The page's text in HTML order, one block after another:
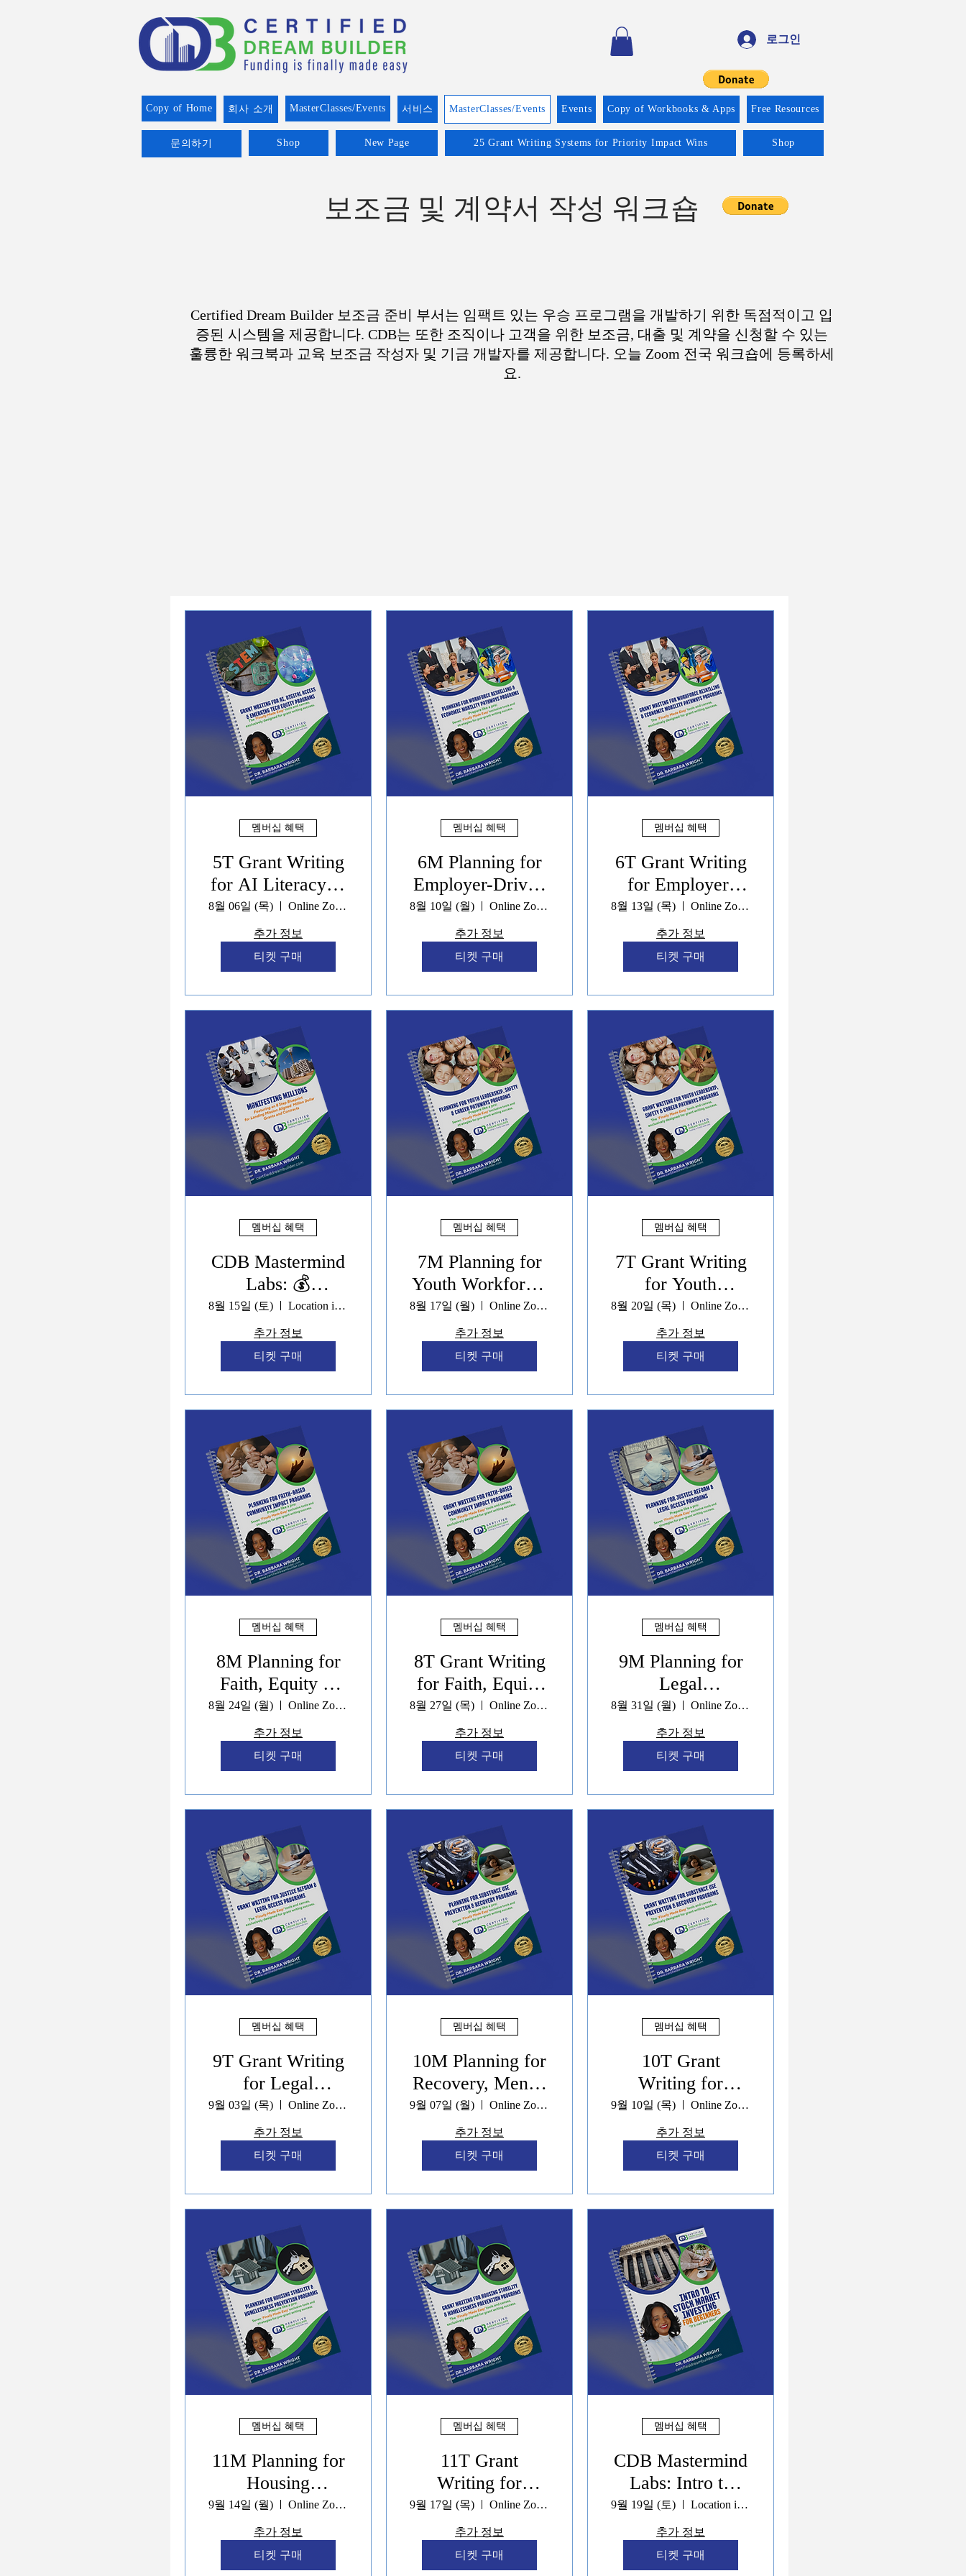
로그인
Copy of Home 회사 소개 MasterClasses/Events 서비스 MasterClasses/Events Events Copy of Workbooks & Apps Free Resources
문의하기 Shop New Page 25 Grant Writing Systems for Priority Impact Wins Shop
보조금 및 계약서 작성 워크숍
Certified Dream Builder 보조금 준비 부서는 임팩트 있는 우승 프로그램을 개발하기 위한 독점적이고 입
증된 시스템을 제공합니다. CDB는 또한 조직이나 고객을 위한 보조금, 대출 및 계약을 신청할 수 있는
훌륭한 워크북과 교육 보조금 작성자 및 기금 개발자를 제공합니다. 오늘 Zoom 전국 워크숍에 등록하세
요.
멤버십 혜택
5T Grant Writing
for AI Literacy &
Digital Workforce
Training
Programs
8월 06일 (목) Online Zoom
추가 정보
티켓 구매
멤버십 혜택
6M Planning for
Employer-Driven
Workforce
Partnerships
Programs
8월 10일 (월) Online Zoom
추가 정보
티켓 구매
멤버십 혜택
6T Grant Writing
for Employer-
Driven Workforce
Partnerships
Programs
8월 13일 (목) Online Zoom
추가 정보
티켓 구매
멤버십 혜택
CDB Mastermind
Labs: 💰
Manifesting
Millions: 7
Streams of
Nonprofit &
Social
Entrepreneur
Funding
8월 15일 (토) Location is TBD
추가 정보
티켓 구매
멤버십 혜택
7M Planning for
Youth Workforce,
Leadership &
Safety Programs
8월 17일 (월) Online Zoom
추가 정보
티켓 구매
멤버십 혜택
7T Grant Writing
for Youth
Workforce,
Leadership &
Safety Programs
8월 20일 (목) Online Zoom
추가 정보
티켓 구매
멤버십 혜택
8M Planning for
Faith, Equity &
Community
Impact Models
Programs
8월 24일 (월) Online Zoom
추가 정보
티켓 구매
멤버십 혜택
8T Grant Writing
for Faith, Equity
& Community
Impact Models
Programs
8월 27일 (목) Online Zoom
추가 정보
티켓 구매
멤버십 혜택
9M Planning for
Legal
Empowerment &
Policy Navigation
Programs
8월 31일 (월) Online Zoom
추가 정보
티켓 구매
멤버십 혜택
9T Grant Writing
for Legal
Empowerment &
Policy Navigation
Programs
9월 03일 (목) Online Zoom
추가 정보
티켓 구매
멤버십 혜택
10M Planning for
Recovery, Mental
Health & Stability
Systems Programs
9월 07일 (월) Online Zoom
추가 정보
티켓 구매
멤버십 혜택
10T Grant
Writing for
Recovery, Mental
Health & Stability
Systems Programs
9월 10일 (목) Online Zoom
추가 정보
티켓 구매
멤버십 혜택
11M Planning for
Housing
Navigation &
Stability Services
Programs
9월 14일 (월) Online Zoom
추가 정보
티켓 구매
멤버십 혜택
11T Grant
Writing for
Housing
Navigation &
Stability Services
Programs
9월 17일 (목) Online Zoom
추가 정보
티켓 구매
멤버십 혜택
CDB Mastermind
Labs: Intro to
Stock Market
Investing
9월 19일 (토) Location is TBD
추가 정보
티켓 구매